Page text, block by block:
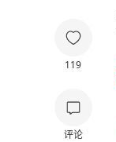
119
评论